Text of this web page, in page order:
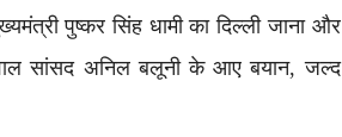
पुष्कर सिंह धामी का दिल्ली जाना और
सांसद अनिल बलूनी के आए बयान, जल्द